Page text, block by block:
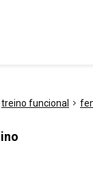
treino funcional